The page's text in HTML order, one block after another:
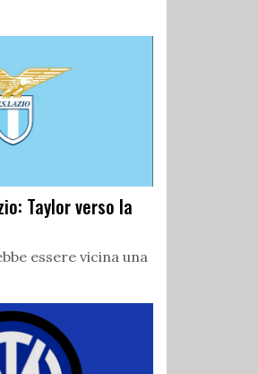
Taylor verso la
essere vicina una